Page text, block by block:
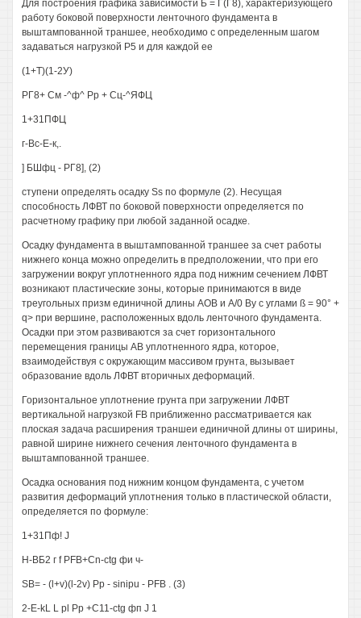
Для построения графика зависимости Б = Г(Г8), характеризующего
работу боковой поверхности ленточного фундамента в
выштампованной траншее, необходимо с определенным шагом
задаваться нагрузкой Р5 и для каждой ее
(1+Т)(1-2У)
РГ8+ См -^ф^ Рр + Сц-^ЯФЦ
1+31ПФЦ
г-Вс-Е-к,.
] БШфц - РГ8], (2)
ступени определять осадку Ss по формуле (2). Несущая
способность ЛФВТ по боковой поверхности определяется по
расчетному графику при любой заданной осадке.
Осадку фундамента в выштампованной траншее за счет работы
нижнего конца можно определить в предположении, что при его
загружении вокруг уплотненного ядра под нижним сечением ЛФВТ
возникают пластические зоны, которые принимаются в виде
треугольных призм единичной длины АОВ и А/0 Ву с углами ß = 90° +
q> при вершине, расположенных вдоль ленточного фундамента.
Осадки при этом развиваются за счет горизонтального
перемещения границы AB уплотненного ядра, которое,
взаимодействуя с окружающим массивом грунта, вызывает
образование вдоль ЛФВТ вторичных деформаций.
Горизонтальное уплотнение грунта при загружении ЛФВТ
вертикальной нагрузкой FB приближенно рассматривается как
плоская задача расширения траншеи единичной длины от ширины,
равной ширине нижнего сечения ленточного фундамента в
выштампованной траншее.
Осадка основания под нижним концом фундамента, с учетом
развития деформаций уплотнения только в пластической области,
определяется по формуле:
1+31Пф! J
Н-ВБ2 г f PFB+Cn-ctg фи ч-
SB= - (l+v)(l-2v) Рр - sinipu - PFB . (3)
2-E-kL L pl Pp +C11-ctg фп J 1